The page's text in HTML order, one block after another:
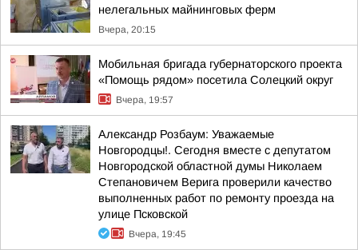
нелегальных майнинговых ферм
Вчера, 20:15
Мобильная бригада губернаторского проекта
«Помощь рядом» посетила Солецкий округ
Вчера, 19:57
Александр Розбаум: Уважаемые
Новгородцы!. Сегодня вместе с депутатом
Новгородской областной думы Николаем
Степановичем Верига проверили качество
выполненных работ по ремонту проезда на
улице Псковской
Вчера, 19:45